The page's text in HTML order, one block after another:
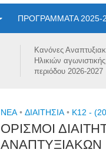
ΠΡΟΓΡΑΜΜΑΤΑ 2025-
Κανόνες
Ηλικιών αγωνιστικής
περιόδου 2026-2027
NEA • ΔΙΑΙΤΗΣΙΑ • Κ12 -
ΟΡΙΣΜΟΙ
ΑΝΑΠΤΥΞΙΑΚΩΝ